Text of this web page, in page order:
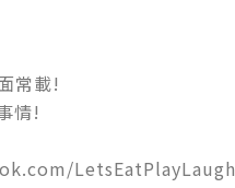
常載!
情!
LetsEatPlayLaugh